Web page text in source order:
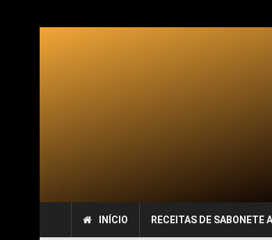
INÍCIO RECEITAS DE SABONETE